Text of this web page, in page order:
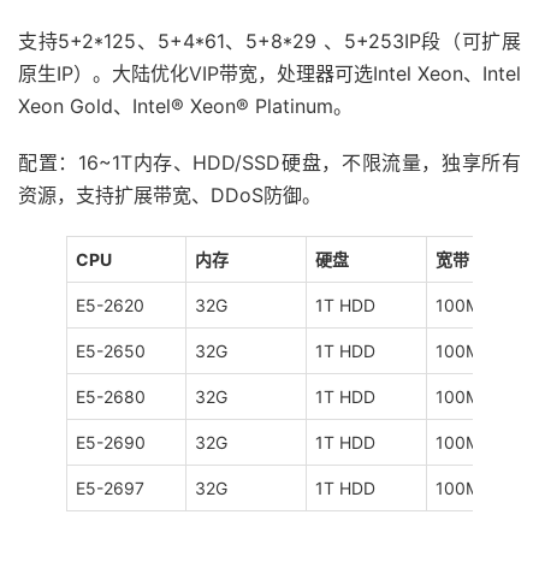
支持5+2*125、5+4*61、5+8*29 、5+253IP段（可扩展
原生IP）。大陆优化VIP带宽，处理器可选Intel Xeon、Intel
Xeon Gold、Intel® Xeon® Platinum。
配置：16~1T内存、HDD/SSD硬盘，不限流量，独享所有
资源，支持扩展带宽、DDoS防御。
CPU 内存 硬盘 宽带
E5-2620 32G 1T HDD 100M
E5-2650 32G 1T HDD 100M
E5-2680 32G 1T HDD 100M
E5-2690 32G 1T HDD 100M
E5-2697 32G 1T HDD 100M